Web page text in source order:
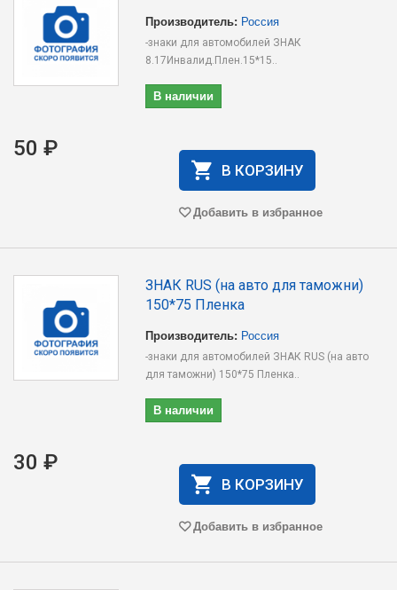
Производитель: Россия
-знаки для автомобилей ЗНАК
8.17Инвалид.Плен.15*15..
В наличии
50 ₽
В КОРЗИНУ
Добавить в избранное
ЗНАК RUS (на авто для таможни)
150*75 Пленка
Производитель: Россия
-знаки для автомобилей ЗНАК RUS (на авто
для таможни) 150*75 Пленка..
В наличии
30 ₽
В КОРЗИНУ
Добавить в избранное